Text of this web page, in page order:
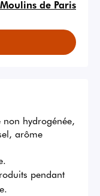
de Paris
hydrogénée,
arôme
pendant